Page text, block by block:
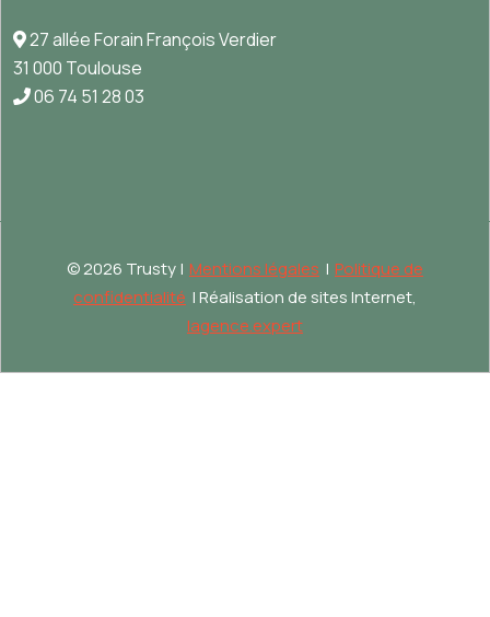
27 allée Forain François Verdier
31 000 Toulouse
06 74 51 28 03
©2026 Trusty | Mentions légales | Politique de
confidentialité | Réalisation de sites Internet,
lagence.expert